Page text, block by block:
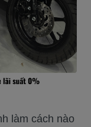
làm cách nào